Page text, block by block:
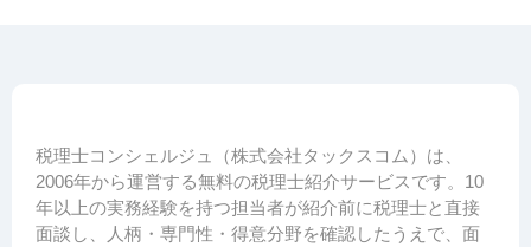
税理士コンシェルジュ（株式会社タックスコム）は、
2006年から運営する無料の税理士紹介サービスです。10
年以上の実務経験を持つ担当者が紹介前に税理士と直接
面談し、人柄・専門性・得意分野を確認したうえで、面